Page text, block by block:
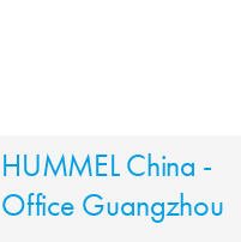
HUMMEL China -
Office Guangzhou